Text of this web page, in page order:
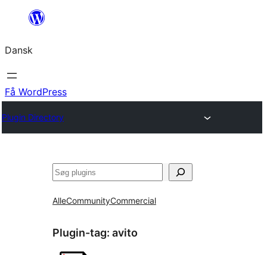
Spring
indhold
Dansk
Få WordPress
Plugin Directory
Søg
AlleCommunityCommercial
Plugin-tag: avito